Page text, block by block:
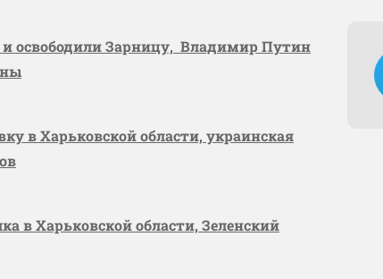
и освободили Зарницу, Владимир Путин
в Харьковской области, украинская
в Харьковской области, Зеленский